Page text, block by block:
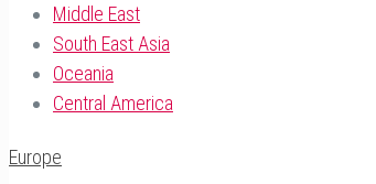
Middle East
South East Asia
Oceania
Central America
Europe